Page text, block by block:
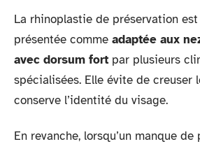
La rhinoplastie de préservation
présentée comme adaptée aux
avec dorsum fort par plusieurs
spécialisées. Elle évite de creuser
conserve l’identité du visage.
En revanche, lorsqu’un manque